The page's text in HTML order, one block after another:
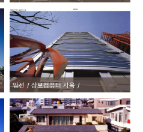
입선 삼보컴퓨터 사옥